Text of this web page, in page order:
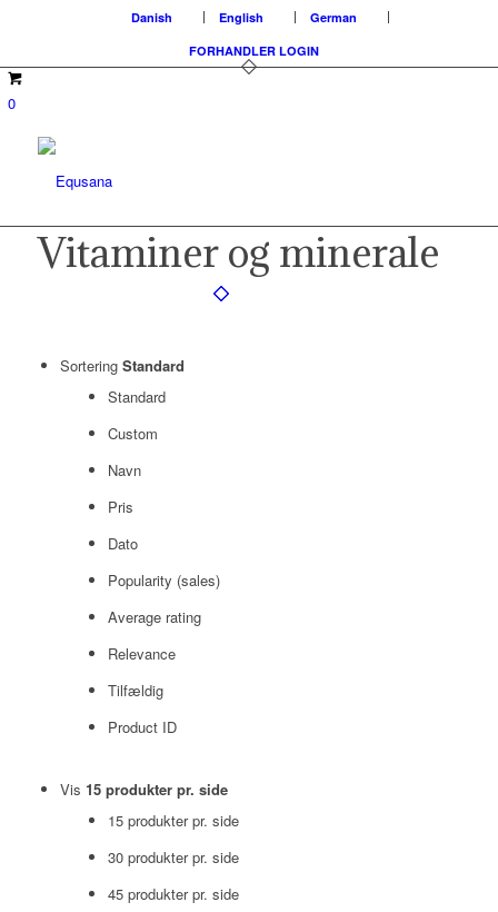
Danish English
German
FORHANDLER LOGIN
0
Vitaminer og minerale
Sortering Standard
Standard
Custom
Navn
Pris
Dato
Popularity (sales)
Average rating
Relevance
Tilfældig
Product ID
Vis 15 produkter pr. side
15 produkter pr. side
30 produkter pr. side
45 produkter pr. side